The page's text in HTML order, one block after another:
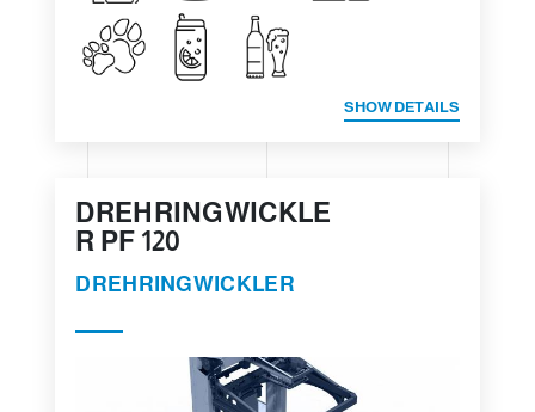
SHOW DETAILS
DREHRINGWICKLE
R PF 120
DREHRINGWICKLER